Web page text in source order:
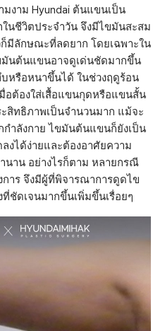
งาม Hyundai ต้นแขนเป็น
นชีวิตประจำวัน จึงมีไขมันสะสม
มีลักษณะที่ลดยาก โดยเฉพาะใน
นต้นแขนอาจดูเด่นชัดมากขึ้น
หรือหนาขึ้นได้ ในช่วงฤดูร้อน
อต้องใส่เสื้อแขนกุดหรือแขนสั้น
สิทธิภาพเป็นจำนวนมาก แม้จะ
ำลังกาย ไขมันต้นแขนก็ยังเป็น
งได้ง่ายและต้องอาศัยความ
นาน อย่างไรก็ตาม หลายกรณี
าร จึงมีผู้ที่พิจารณาการดูดไข
ชัดเจนมากขึ้นเพิ่มขึ้นเรื่อยๆ